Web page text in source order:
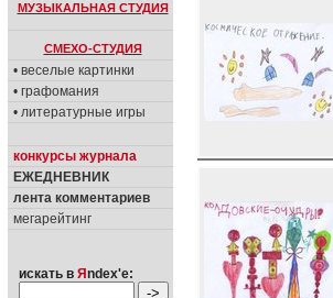
МУЗЫКАЛЬНАЯ СТУДИЯ
СМЕХО-СТУДИЯ
• веселые картинки
• графомания
• литературные игры
конкурсы журнала
ЕЖЕДНЕВНИК
лента комментариев
мегарейтинг
искать в Я ndex'е: